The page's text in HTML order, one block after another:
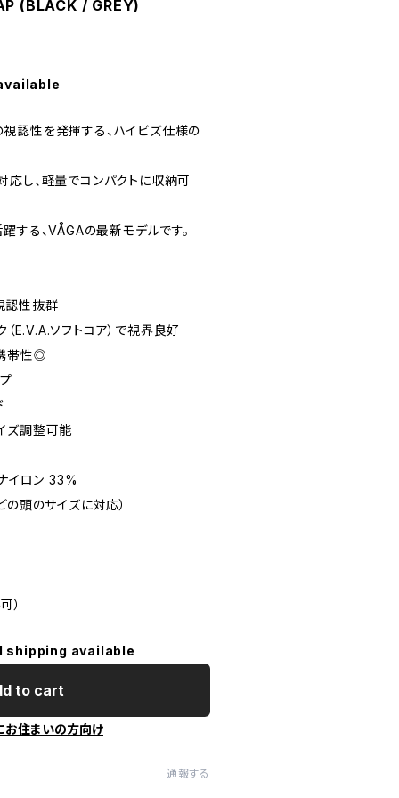
(BLACK / GREY)
認性を発揮する、ハイビズ仕様の
し、軽量でコンパクトに収納可
する、VÅGAの最新モデルです。
認性抜群
E.V.A.ソフトコア）で視界良好
帯性◎
ズ調整可能
イロン 33%
の頭のサイズに対応）
）
shipping available
to cart
お住まいの方向け
通報する